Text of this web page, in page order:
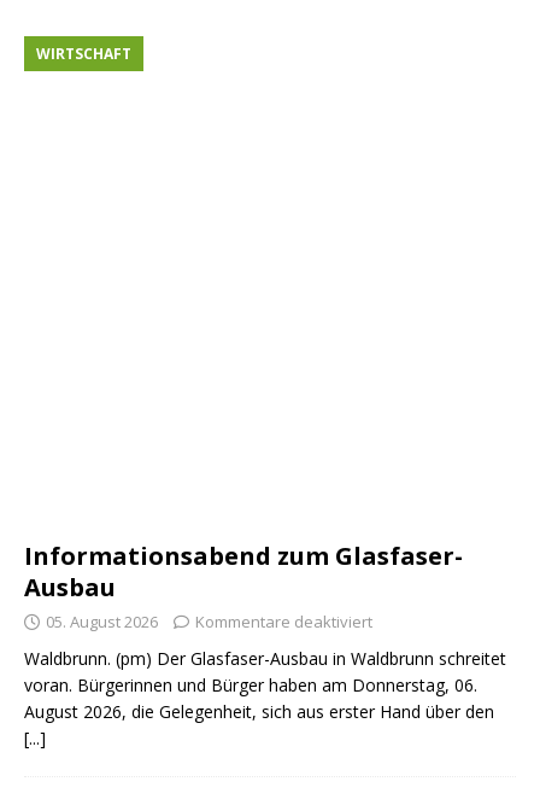
Informationsabend zum Glasfaser-
Ausbau
WIRTSCHAFT
05. August 2026 Kommentare deaktiviert
Waldbrunn. (pm) Der Glasfaser-Ausbau in Waldbrunn schreitet
voran. Bürgerinnen und Bürger haben am Donnerstag, 06.
August 2026, die Gelegenheit, sich aus erster Hand über den
[...]